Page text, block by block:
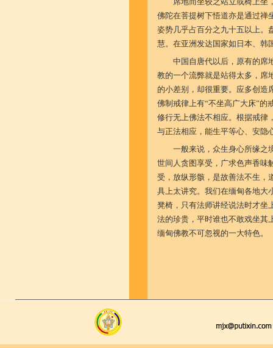
佛陀在菩提树下悟道亦是通过禅
姿势几乎占百分之九十五以上。
慧。在亚洲发达国家如日本、韩
中国自唐代以后，原有的席
教的一个流弊就是站得太多，席
的小差别，却很重要。应多创造
佛制戒律上有“不坐高广大床”的
修行无上佛法不相应。根据戒律
与正法相应，能生平等心、安隐
一般来说，众生身心所缘之
世间人贪图享受，广求色声香味
受，放纵形骸，是故善法不生，
具上太讲究。我们在缅甸各地大
凳椅，只有法师讲经说法时才坐
法的珍贵，平时谁也不敢戏坐其
缅甸佛教不可忽视的一大特色。